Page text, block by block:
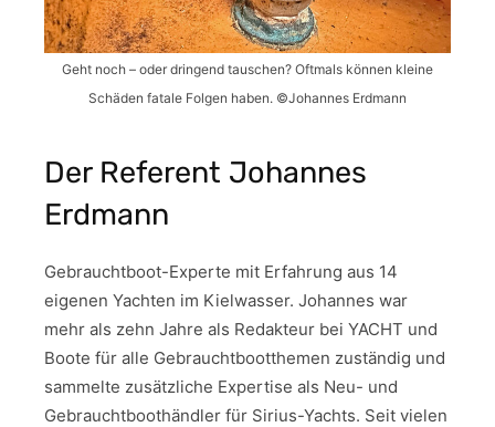
Geht noch – oder dringend tauschen? Oftmals können kleine
Schäden fatale Folgen haben. ©Johannes Erdmann
Der Referent Johannes
Erdmann
Gebrauchtboot-Experte mit Erfahrung aus 14
eigenen Yachten im Kielwasser. Johannes war
mehr als zehn Jahre als Redakteur bei YACHT und
Boote für alle Gebrauchtbootthemen zuständig und
sammelte zusätzliche Expertise als Neu- und
Gebrauchtboothändler für Sirius-Yachts. Seit vielen